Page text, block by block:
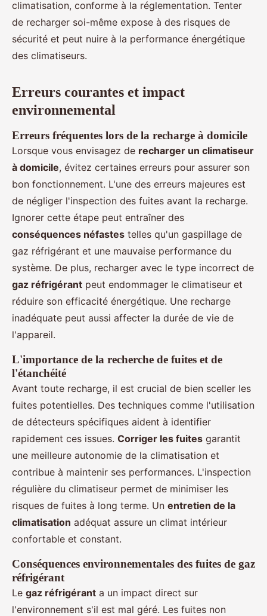
climatisation, conforme à la réglementation. Tenter
de recharger soi-même expose à des risques de
sécurité et peut nuire à la performance énergétique
des climatiseurs.
Erreurs courantes et impact
environnemental
Erreurs fréquentes lors de la recharge à domicile
Lorsque vous envisagez de recharger un climatiseur
à domicile, évitez certaines erreurs pour assurer son
bon fonctionnement. L'une des erreurs majeures est
de négliger l'inspection des fuites avant la recharge.
Ignorer cette étape peut entraîner des
conséquences néfastes telles qu'un gaspillage de
gaz réfrigérant et une mauvaise performance du
système. De plus, recharger avec le type incorrect de
gaz réfrigérant peut endommager le climatiseur et
réduire son efficacité énergétique. Une recharge
inadéquate peut aussi affecter la durée de vie de
l'appareil.
L'importance de la recherche de fuites et de
l'étanchéité
Avant toute recharge, il est crucial de bien sceller les
fuites potentielles. Des techniques comme l'utilisation
de détecteurs spécifiques aident à identifier
rapidement ces issues. Corriger les fuites garantit
une meilleure autonomie de la climatisation et
contribue à maintenir ses performances. L'inspection
régulière du climatiseur permet de minimiser les
risques de fuites à long terme. Un entretien de la
climatisation adéquat assure un climat intérieur
confortable et constant.
Conséquences environnementales des fuites de gaz
réfrigérant
Le gaz réfrigérant a un impact direct sur
l'environnement s'il est mal géré. Les fuites non